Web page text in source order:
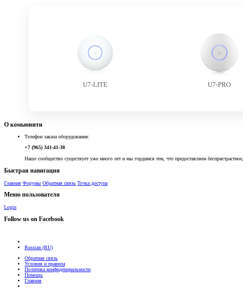
U7-LITE U7-PRO
О комьюнити
Телефон заказа оборудования:
+7 (965) 341-41-38
Наше сообщество существует уже много лет и мы гордимся тем, что предоставляем
Быстрая навигация
Главная Форумы Обратная связь Точка доступа
Меню пользователя
Login
Follow us on Facebook
Russian (RU)
Обратная связь
Условия и правила
Политика конфиденциальности
Помощь
Главная